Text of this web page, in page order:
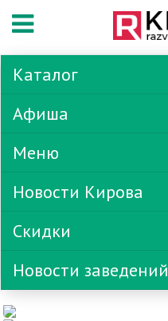
Каталог
Афиша
Меню
Новости Кирова
Скидки
Новости заведений